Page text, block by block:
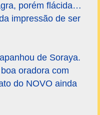
porém flácida…
impressão de ser
de Soraya.
oradora com
do NOVO ainda